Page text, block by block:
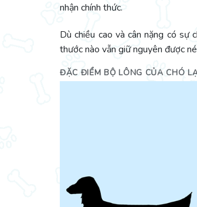
nhận chính thức.
Dù chiều cao và cân nặng có sự
thước nào vẫn giữ nguyên được
ĐẶC ĐIỂM BỘ LÔNG CỦA CHÓ